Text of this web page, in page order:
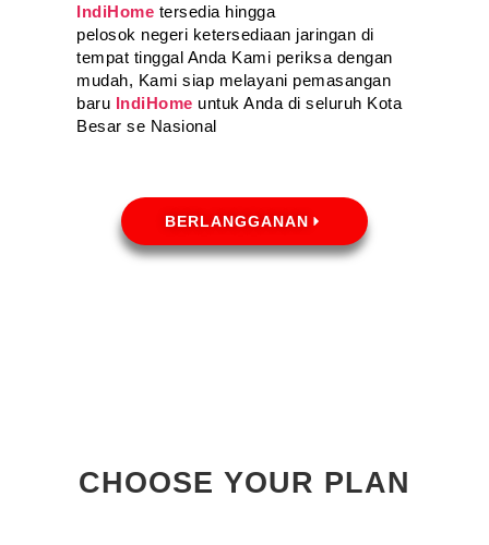
IndiHome tersedia hingga
pelosok negeri ketersediaan jaringan di
tempat tinggal Anda Kami periksa dengan
mudah, Kami siap melayani pemasangan
baru IndiHome untuk Anda di seluruh Kota
Besar se Nasional
BERLANGGANAN
CHOOSE YOUR PLAN